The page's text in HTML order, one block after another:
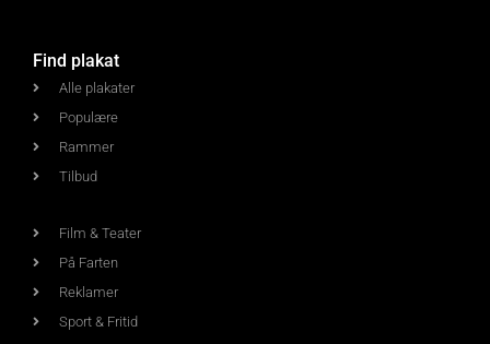
Find plakat
Alle plakater
Populære
Rammer
Tilbud
Film & Teater
På Farten
Reklamer
Sport & Fritid